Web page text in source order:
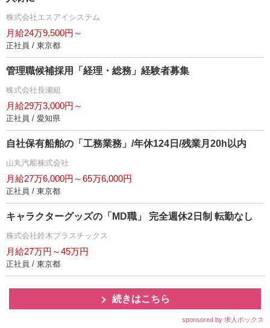
株式会社エスアイシステム
月給24万9,500円～
正社員 / 東京都
管理職候補採用「経理・総務」経験者募集
株式会社長瀬組
月給29万3,000円～
正社員 / 愛知県
自社保有船舶の「工務業務」/年休124日/残業月20h以内
山丸汽船株式会社
月給27万6,000円～65万6,000円
正社員 / 東京都
キャラクターグッズの「MD職」 完全週休2日制 転勤なし
株式会社鈴木プラスチックス
月給27万円～45万円
正社員 / 東京都
続きはこちら
sponsored by 求人ボックス